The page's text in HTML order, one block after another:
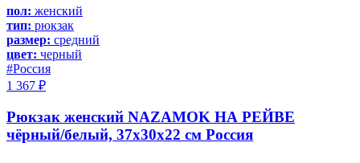
пол: женский
тип: рюкзак
размер: средний
цвет: черный
#Россия
1 367 ₽
Рюкзак женский NAZAMOK НА РЕЙВЕ
чёрный/белый, 37х30х22 см Россия